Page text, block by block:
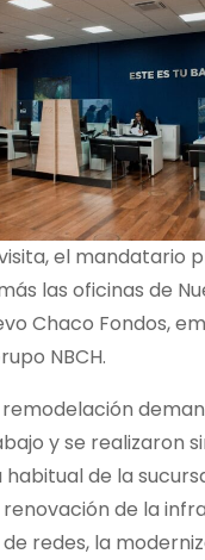
el mandatario
las oficinas de
Chaco Fondos,
NBCH.
remodelación
y se realizaron
de la
de la
redes, la